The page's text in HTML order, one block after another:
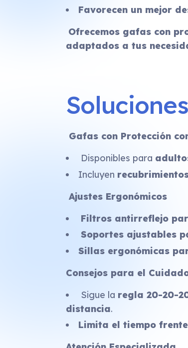
Favorecen un mejor
Ofrecemos gafas con
adaptados a tus
Gafas con Protección
Disponibles para
Incluyen
Ajustes Ergonómicos
Filtros antirreflejo
Soportes ajustables
Sillas ergonómicas
Consejos para el
Sigue la regla 20-20-
distancia.
Limita el tiempo